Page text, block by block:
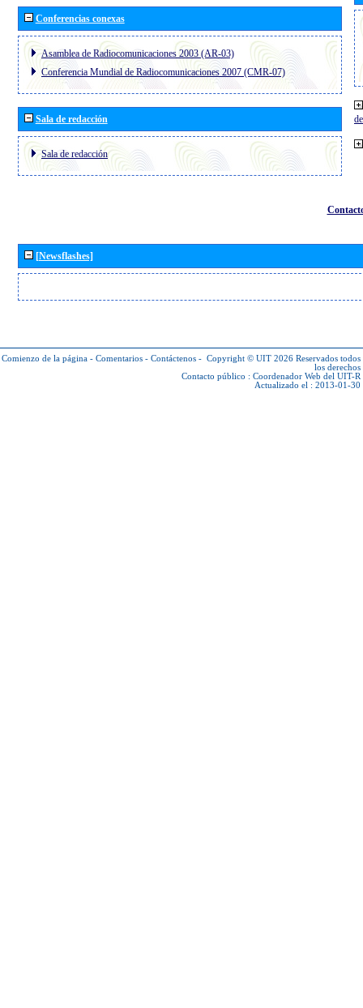
Conferencias conexas
Asamblea de Radiocomunicaciones 2003 (AR-03)
Conferencia Mundial de Radiocomunicaciones 2007 (CMR-07)
Sala de redacción
Sala de redacción
[Newsflashes]
Comienzo de la página - Comentarios - Contáctenos - Copyright © UIT 2026 Reservados todos
los derechos
Contacto público : Coordenador Web del UIT-R
Actualizado el : 2013-01-30